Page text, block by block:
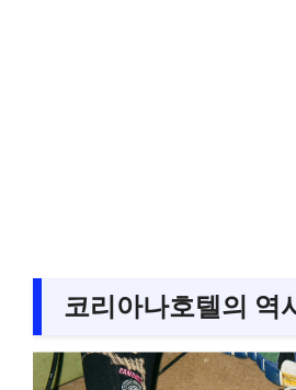
코리아나호텔의 역